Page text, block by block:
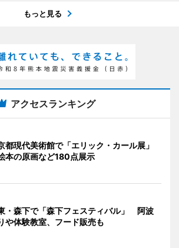
もっと見る
アクセスランキング
都現代美術館で「エリック・カール展」
本の原画など180点展示
・森下で「森下フェスティバル」 阿波
や体験教室、フード販売も